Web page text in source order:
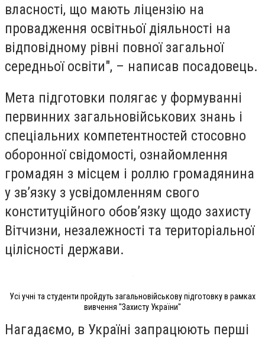
власності, що мають ліцензію на
провадження освітньої діяльності на
відповідному рівні повної загальної
середньої освіти", – написав посадовець.
Мета підготовки полягає у формуванні
первинних загальновійськових знань і
спеціальних компетентностей стосовно
оборонної свідомості, ознайомлення
громадян з місцем і роллю громадянина
у зв’язку з усвідомленням свого
конституційного обов’язку щодо захисту
Вітчизни, незалежності та територіальної
цілісності держави.
Усі учні та студенти пройдуть загальновійськову підготовку в рамках
вивчення "Захисту України"
Нагадаємо, в Україні запрацюють перші